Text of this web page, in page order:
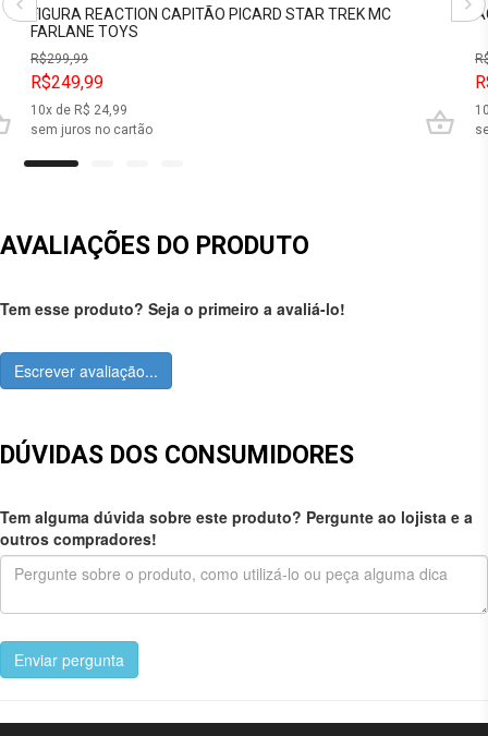
FIGURA REACTION CAPITÃO PICARD STAR TREK MC
FARLANE TOYS
R$299,99
R$249,99
10x de R$ 24,99
sem juros no cartão
AVALIAÇÕES DO PRODUTO
Tem esse produto? Seja o primeiro a avaliá-lo!
Escrever avaliação...
DÚVIDAS DOS CONSUMIDORES
Tem alguma dúvida sobre este produto? Pergunte ao lojista e a
outros compradores!
Enviar pergunta